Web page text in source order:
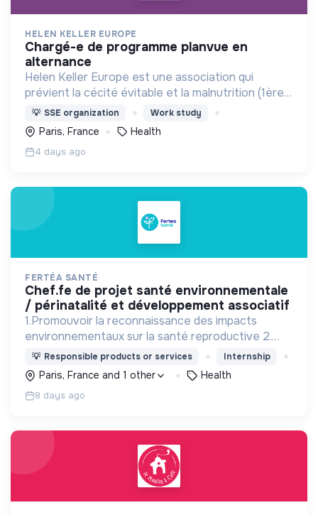
HELEN KELLER EUROPE
chargé-e de programme planvue en
alternance
Helen Keller Europe est une association qui
prévient la cécité évitable et la malnutrition (1ère
cause de cécité chez les enfants de moins de 5
ans) en Afrique, en Asie et en France.
💡 SSE organization Work study
Paris, France Health
4 days ago
FERTÉA SANTÉ
chef.fe de projet santé environnementale
/ périnatalité et développement associatif
1.Promouvoir la reconnaissance des impacts
environnementaux sur la santé reproductive 2.
Sensibiliser et prévenir. 3.Mobiliser : Agir ensemble
face aux défis sanitaires et écologiques.
💡 Responsible products or services Internship
Paris, France and 1 other Health
8 days ago